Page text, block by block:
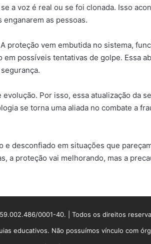
a voz é real ou se foi clonada. Isso
as pessoas.
proteção vem embutida no sistema,
possíveis tentativas de golpe. Essa
Por isso, essa atualização da
se torna uma aliada no combate a
desconfiado em situações que
a proteção vai melhorando, mas a
0001-40. | Todos os direitos
educativos. Não possuímos vínculo com